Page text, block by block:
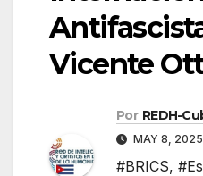
Vicente
Por REDH-
MAY 8, 2025
#BRICS,